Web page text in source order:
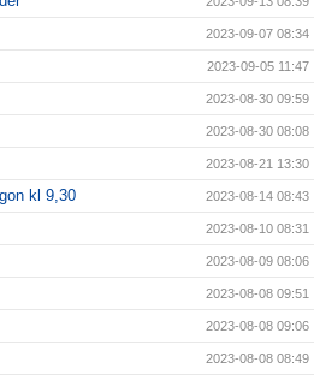
2023-09-07 08:34
2023-09-05 11:47
2023-08-30 09:59
2023-08-30 08:08
2023-08-21 13:30
kl 9,30 2023-08-14 08:43
2023-08-10 08:31
2023-08-09 08:06
2023-08-08 09:51
2023-08-08 09:06
2023-08-08 08:49